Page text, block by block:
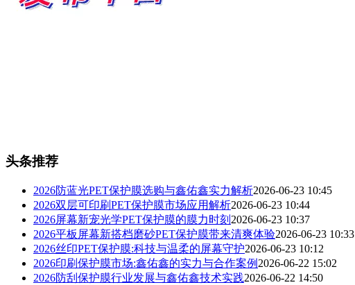
头条推荐
2026防蓝光PET保护膜选购与鑫佑鑫实力解析2026-06-23 10:45
2026双层可印刷PET保护膜市场应用解析2026-06-23 10:44
2026屏幕新宠光学PET保护膜的膜力时刻 2026-06-23 10:37
2026平板屏幕新搭档磨砂PET保护膜带来清爽体验2026-06-23 10:33
2026丝印PET保护膜:科技与温柔的屏幕守护2026-06-23 10:12
2026印刷保护膜市场:鑫佑鑫的实力与合作案例 2026-06-22 15:02
2026防刮保护膜行业发展与鑫佑鑫技术实践2026-06-22 14:50